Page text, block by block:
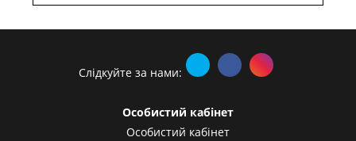
Слідкуйте за нами:
Особистий кабінет
Особистий кабінет